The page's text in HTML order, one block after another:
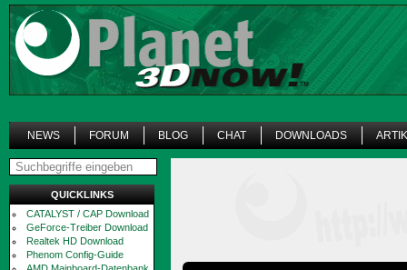
NEWS FORUM BLOG CHAT DOWNLOADS
QUICKLINKS
CATALYST / CAP Download
GeForce-Treiber Download
Realtek HD Download
Phenom Config-Guide